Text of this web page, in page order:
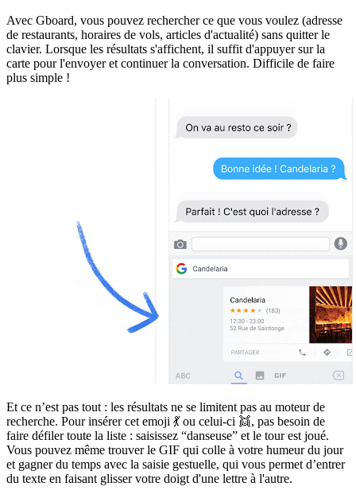
Avec Gboard, vous pouvez rechercher ce que vous voulez (adresse
de restaurants, horaires de vols, articles d'actualité) sans quitter le
clavier. Lorsque les résultats s'affichent, il suffit d'appuyer sur la
carte pour l'envoyer et continuer la conversation. Difficile de faire
plus simple !
Et ce n’est pas tout : les résultats ne se limitent pas au moteur de
recherche. Pour insérer cet emoji 💃 ou celui-ci 👯, pas besoin de
faire défiler toute la liste : saisissez “danseuse” et le tour est joué.
Vous pouvez même trouver le GIF qui colle à votre humeur du jour
et gagner du temps avec la saisie gestuelle, qui vous permet d’entrer
du texte en faisant glisser votre doigt d'une lettre à l'autre.